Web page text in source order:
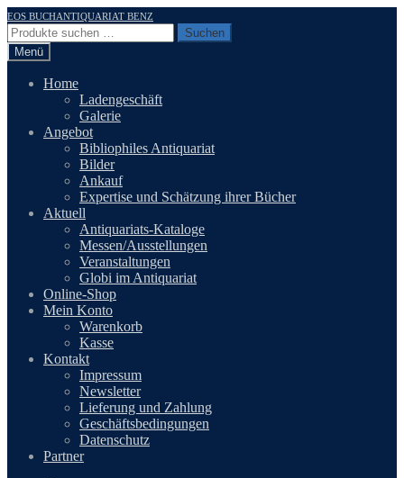
Zur
Navigation
springen
Zum
Inhalt
springen
EOS BUCHANTIQUARIAT BENZ
Suchen
nach:
Suchen
Menü
Home
Ladengeschäft
Galerie
Angebot
Bibliophiles Antiquariat
Bilder
Ankauf
Expertise und Schätzung ihrer Bücher
Aktuell
Antiquariats-Kataloge
Messen/Ausstellungen
Veranstaltungen
Globi im Antiquariat
Online-Shop
Mein Konto
Warenkorb
Kasse
Kontakt
Impressum
Newsletter
Lieferung und Zahlung
Geschäftsbedingungen
Datenschutz
Partner